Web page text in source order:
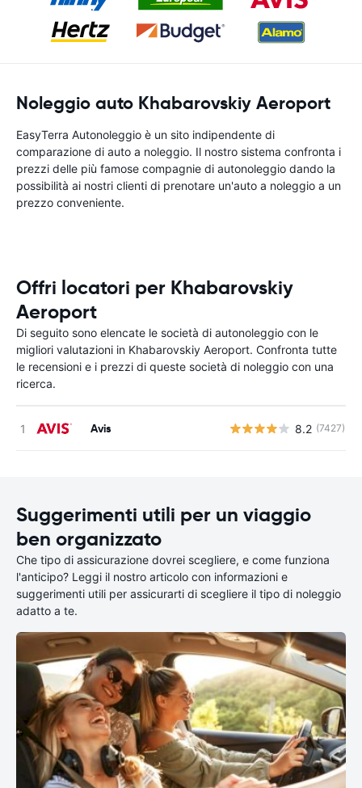
Noleggio auto Khabarovskiy Aeroport
EasyTerra Autonoleggio è un sito indipendente di
comparazione di auto a noleggio. Il nostro sistema confronta i
prezzi delle più famose compagnie di autonoleggio dando la
possibilità ai nostri clienti di prenotare un'auto a noleggio a un
prezzo conveniente.
Offri locatori per Khabarovskiy
Aeroport
Di seguito sono elencate le società di autonoleggio con le
migliori valutazioni in Khabarovskiy Aeroport. Confronta tutte
le recensioni e i prezzi di queste società di noleggio con una
ricerca.
Avis 8.2 (7427)
Suggerimenti utili per un viaggio
ben organizzato
Che tipo di assicurazione dovrei scegliere, e come funziona
l'anticipo? Leggi il nostro articolo con informazioni e
suggerimenti utili per assicurarti di scegliere il tipo di noleggio
adatto a te.